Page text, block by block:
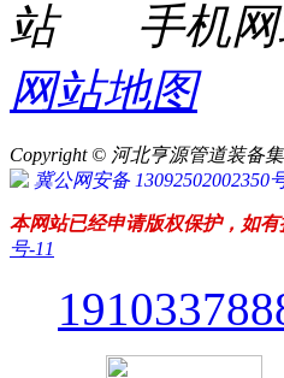
手机
网站地图
Copyright © 河北亨源管道装备
冀公网安备 13092502002350
本网站已经申请版权保护，如
号-11